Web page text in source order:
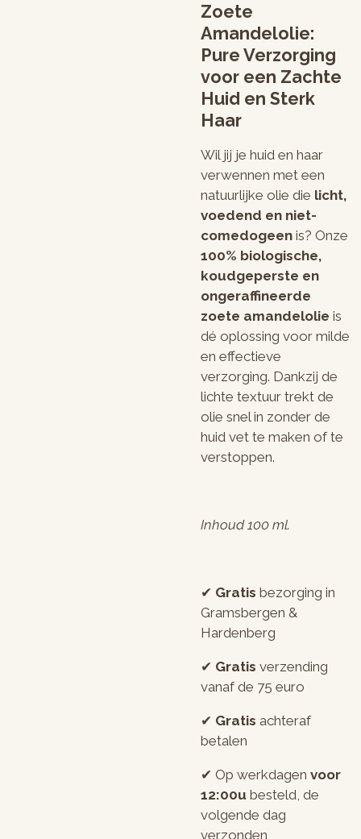
Zoete
Amandelolie:
Pure Verzorging
voor een Zachte
Huid en Sterk
Haar
Wil jij je huid en haar
verwennen met een
natuurlijke olie die licht,
voedend en niet-
comedogeen is? Onze
100% biologische,
koudgeperste en
ongeraffineerde
zoete amandelolie is
dé oplossing voor milde
en effectieve
verzorging. Dankzij de
lichte textuur trekt de
olie snel in zonder de
huid vet te maken of te
verstoppen.
Inhoud 100 ml.
✔︎ Gratis bezorging in
Gramsbergen &
Hardenberg
✔︎ Gratis verzending
vanaf de 75 euro
✔︎ Gratis achteraf
betalen
✔︎ Op werkdagen voor
12:00u besteld, de
volgende dag
verzonden